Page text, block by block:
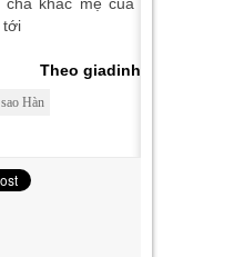
Theo giadinh
sao Hàn